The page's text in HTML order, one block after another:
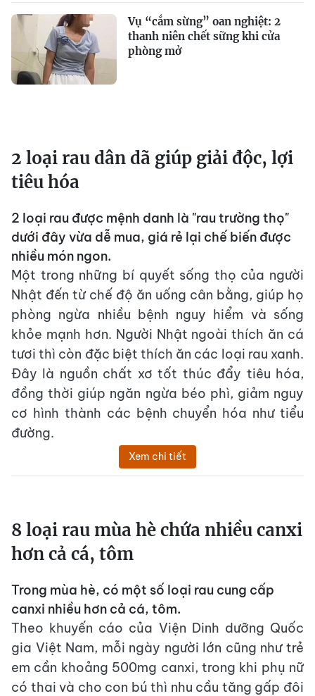
Vụ “cắm sừng” oan nghiệt: 2
thanh niên chết sững khi cửa
phòng mở
2 loại rau dân dã giúp giải độc, lợi
tiêu hóa
2 loại rau được mệnh danh là "rau trường thọ"
dưới đây vừa dễ mua, giá rẻ lại chế biến được
nhiều món ngon.
Một trong những bí quyết sống thọ của người
Nhật đến từ chế độ ăn uống cân bằng, giúp họ
phòng ngừa nhiều bệnh nguy hiểm và sống
khỏe mạnh hơn. Người Nhật ngoài thích ăn cá
tươi thì còn đặc biệt thích ăn các loại rau xanh.
Đây là nguồn chất xơ tốt thúc đẩy tiêu hóa,
đồng thời giúp ngăn ngừa béo phì, giảm nguy
cơ hình thành các bệnh chuyển hóa như tiểu
đường.
Xem chi tiết
8 loại rau mùa hè chứa nhiều canxi
hơn cả cá, tôm
Trong mùa hè, có một số loại rau cung cấp
canxi nhiều hơn cả cá, tôm.
Theo khuyến cáo của Viện Dinh dưỡng Quốc
gia Việt Nam, mỗi ngày người lớn cũng như trẻ
em cần khoảng 500mg canxi, trong khi phụ nữ
có thai và cho con bú thì nhu cầu tăng gấp đôi